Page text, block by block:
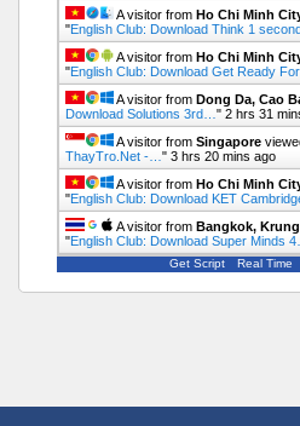
A visitor from Ho Chi Minh
"English Club: Download Think 1
A visitor from Ho Chi Minh
"English Club: Download Get Ready
A visitor from Dong Da, Cao
Download Solutions 3rd… " 2 hrs 31
A visitor from Singapore
ThayTro.Net -… " 3 hrs 20 mins ago
A visitor from Ho Chi Minh
"English Club: Download KET
A visitor from Bangkok,
"English Club: Download Super Minds
Get Script Real Time